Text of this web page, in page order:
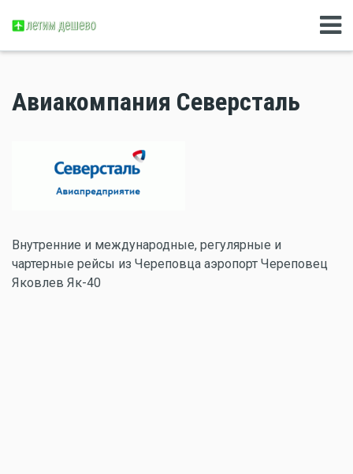
Авиакомпания Северсталь
Внутренние и международные, регулярные и
чартерные рейсы из Череповца аэропорт Череповец
Яковлев Як-40